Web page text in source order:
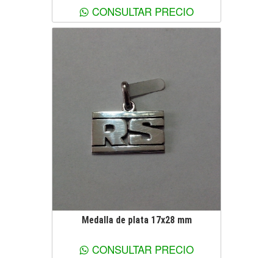
CONSULTAR PRECIO
Ver más información
Medalla de plata 17x28 mm
CONSULTAR PRECIO